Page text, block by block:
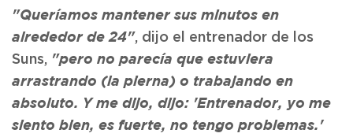
"Queríamos mantener sus minutos en
alrededor de 24", dijo el entrenador de los
Suns, "pero no parecía que estuviera
arrastrando (la pierna) o trabajando en
absoluto. Y me dijo, dijo: 'Entrenador, yo me
siento bien, es fuerte, no tengo problemas.'